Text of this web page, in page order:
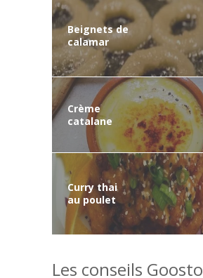
Beignets de
calamar
Crème
catalane
Curry thai
au poulet
Les conseils Goosto